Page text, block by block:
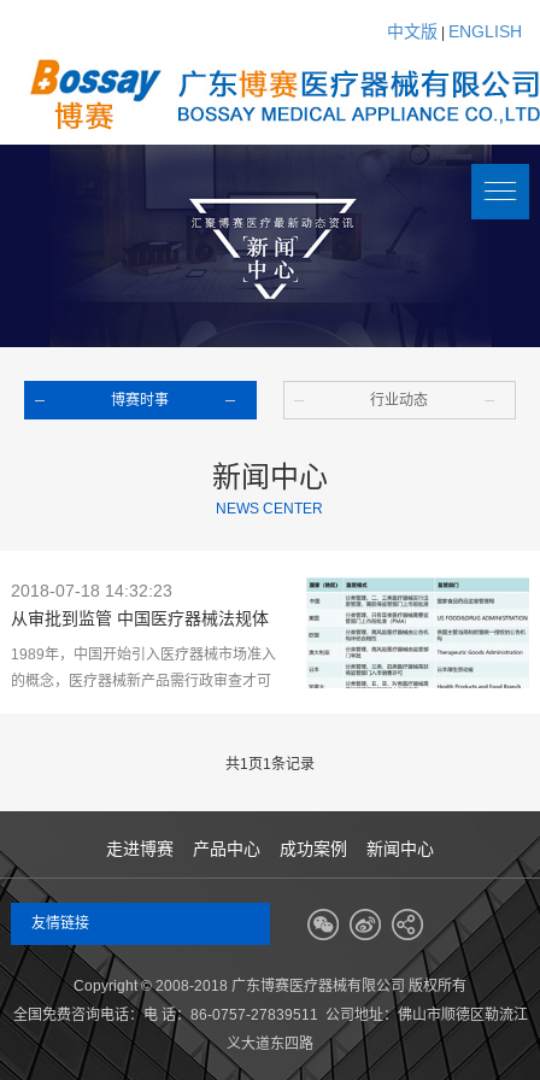
中文版 ENGLISH
博赛时事 行业动态
新闻中心
NEWS CENTER
2018-07-18 14:32:23
从审批到监管 中国医疗器械法规体
系有什么变化？
1989年，中国开始引入医疗器械市场准入
的概念，医疗器械新产品需行政审查才可
共1 页1条记录
走进博赛 产品中心 成功案例 新闻中心
友情链接
Copyright © 2008-2018 广东博赛医疗器械有限公司 版权所有
全国免费咨询电话：电 话：86-0757-27839511 公司地址：佛山市顺德区勒流江
义大道东四路